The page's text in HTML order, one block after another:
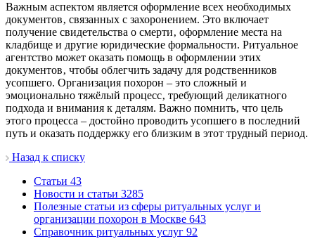
Важным аспектом является оформление всех необходимых
документов‚ связанных с захоронением. Это включает
получение свидетельства о смерти‚ оформление места на
кладбище и другие юридические формальности. Ритуальное
агентство может оказать помощь в оформлении этих
документов‚ чтобы облегчить задачу для родственников
усопшего. Организация похорон – это сложный и
эмоционально тяжёлый процесс‚ требующий деликатного
подхода и внимания к деталям. Важно помнить‚ что цель
этого процесса – достойно проводить усопшего в последний
путь и оказать поддержку его близким в этот трудный период.
Назад к списку
Cтатьи 43
Новости и статьи 3285
Полезные статьи из сферы ритуальных услуг и
организации похорон в Москве 643
Справочник ритуальных услуг 92